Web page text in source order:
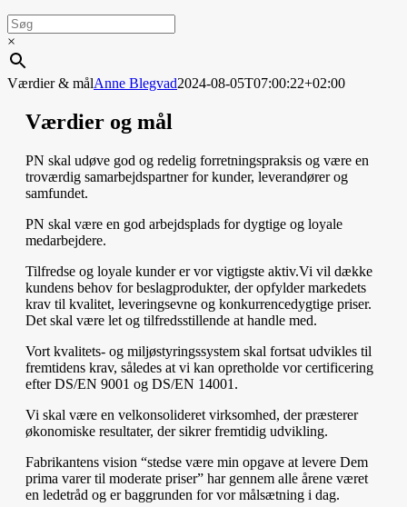
×
Værdier & målAnne Blegvad2024-08-05T07:00:22+02:00
Værdier og mål
PN skal udøve god og redelig forretningspraksis og være en
troværdig samarbejdspartner for kunder, leverandører og
samfundet.
PN skal være en god arbejdsplads for dygtige og loyale
medarbejdere.
Tilfredse og loyale kunder er vor vigtigste aktiv.Vi vil dække
kundens behov for beslagprodukter, der opfylder markedets
krav til kvalitet, leveringsevne og konkurrencedygtige priser.
Det skal være let og tilfredsstillende at handle med.
Vort kvalitets- og miljøstyringssystem skal fortsat udvikles til
fremtidens krav, således at vi kan opretholde vor certificering
efter DS/EN 9001 og DS/EN 14001.
Vi skal være en velkonsolideret virksomhed, der præsterer
økonomiske resultater, der sikrer fremtidig udvikling.
Fabrikantens vision “stedse være min opgave at levere Dem
prima varer til moderate priser” har gennem alle årene været
en ledetråd og er baggrunden for vor målsætning i dag.